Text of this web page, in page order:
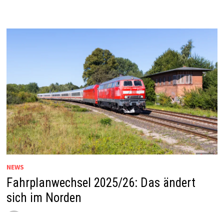
NEWS
Fahrplanwechsel 2025/26: Das ändert
sich im Norden